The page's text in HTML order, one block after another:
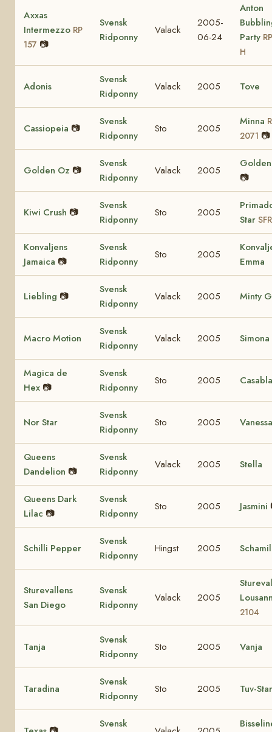
Axxas
Intermezzo RP
157 📷
Svensk
Ridponny
Valack
2005-
06-24
Anton
Party
H
Adonis
Svensk
Ridponny
Valack 2005 Tove
Cassiopeia 📷
Svensk
Ridponny
Sto 2005
Minna
2071 📷
Golden Oz 📷
Svensk
Ridponny
Valack 2005
📷
Kiwi Crush 📷
Svensk
Ridponny
Sto 2005
Star
Konvaljens
Jamaica 📷
Svensk
Ridponny
Sto 2005
Emma
Liebling 📷
Svensk
Ridponny
Valack 2005 Minty
Macro Motion
Svensk
Ridponny
Valack 2005 Simona
Magica de
Hex 📷
Svensk
Ridponny
Sto 2005
Nor Star
Svensk
Ridponny
Sto 2005 Vanessa
Queens
Dandelion 📷
Svensk
Ridponny
Valack 2005 Stella
Queens Dark
Lilac 📷
Svensk
Ridponny
Sto 2005 Jasmini
Schilli Pepper
Svensk
Ridponny
Hingst 2005
Sturevallens
San Diego
Svensk
Ridponny
Valack 2005
2104
Tanja
Svensk
Ridponny
Sto 2005 Vanja
Taradina
Svensk
Ridponny
Sto 2005 Tuv-
Svensk